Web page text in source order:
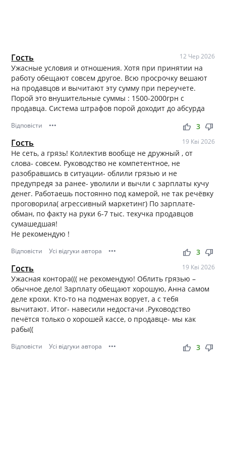
Гость 12 Чер 2026
Ужасные условия и отношения. Хотя при принятии на
работу обещают совсем другое. Всю просрочку вешают
на продавцов и вычитают эту сумму при переучете.
Порой это внушительные суммы : 1500-2000грн с
продавца. Система штрафов порой доходит до абсурда
Відповісти ••• thumb_up thumb_down
3
Гость 19 Кві 2026
Не сеть, а грязь! Коллектив вообще не дружный , от
слова- совсем. Руководство не компетентное, не
разобравшись в ситуации- облили грязью и не
предупредя за ранее- уволили и вычли с зарплаты кучу
денег. Работаешь постоянно под камерой, не так речёвку
проговорила( агрессивный маркетинг) По зарплате-
обман, по факту на руки 6-7 тыс. текучка продавцов
сумашедшая!
Не рекомендую !
Відповісти Усі відгуки автора ••• thumb_up thumb_down
3
Гость 19 Кві 2026
Ужасная контора((( не рекомендую! Облить грязью –
обычное дело! Зарплату обещают хорошую, Анна самом
деле крохи. Кто-то на подменах ворует, а с тебя
вычитают. Итог- навесили недостачи .Руководство
печётся только о хорошей кассе, о продавце- мы как
рабы((
Відповісти Усі відгуки автора ••• thumb_up thumb_down
3